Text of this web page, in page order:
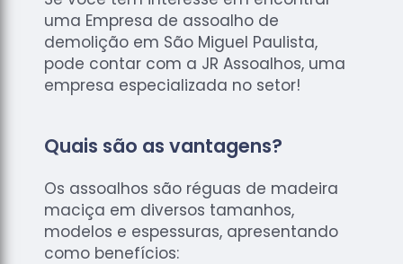
de
Madeiras
Raspagens
de Pisos
uma Empresa de assoalho de
demolição em São Miguel Paulista,
pode contar com a JR Assoalhos, uma
empresa especializada no setor!
Quais são as vantagens?
Os assoalhos são réguas de madeira
maciça em diversos tamanhos,
modelos e espessuras, apresentando
como benefícios: